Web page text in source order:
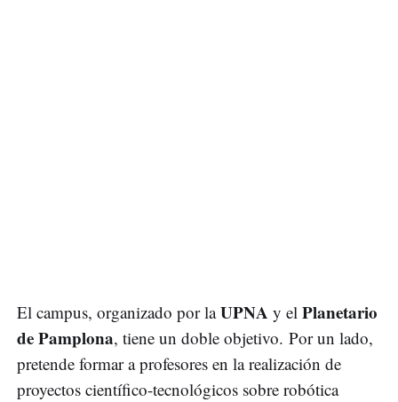
El campus, organizado por laUPNA y el Planetario
de Pamplona, tiene un doble objetivo. Por un lado,
pretende formar a profesores en la realización de
proyectos científico-tecnológicos sobre robótica